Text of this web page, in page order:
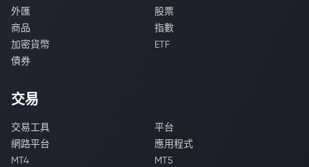
外匯
股票
商品
指數
加密貨幣
ETF
債券
交易
交易工具
平台
網路平台
應用程式
MT4
MT5